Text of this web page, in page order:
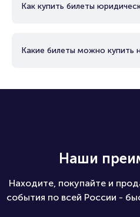
Как купить билеты
Какие билеты можно купить
Наши
Находите, покупайте и
события по всей России -